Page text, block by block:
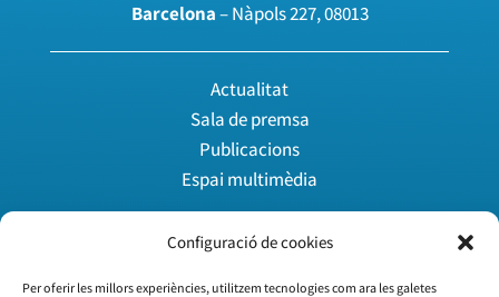
Configuració de cookies
Per oferir les millors experiències, utilitzem tecnologies com ara les galetes
Barcelona– Nàpols 227, 08013
Actualitat
Sala de premsa
Publicacions
Espai multimèdia
Agenda
Àrea privada